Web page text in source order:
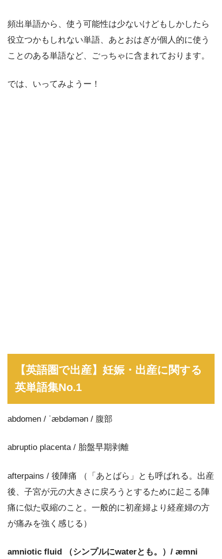
頻出単語から、使う可能性は少ないけどもしかしたら
役立つかもしれない単語、あとおはぎが個人的に使う
ことのある単語など、ごっちゃに含まれております。
では、いってみようー！
【英語圏で出産】妊娠・出産に関する
英単語集No.1
abdomen / ˈæbdəmən / 腹部
abruptio placenta / 胎盤早期剥離
afterpains / 後陣痛 （「あとばら」とも呼ばれる。出産
後、子宮が元の大きさに戻ろうとするために起こる陣
痛に似た収縮のこと。一般的に初産婦より経産婦の方
が痛みを強く感じる）
amniotic fluid （シンプルにwaterとも。）/ æmni